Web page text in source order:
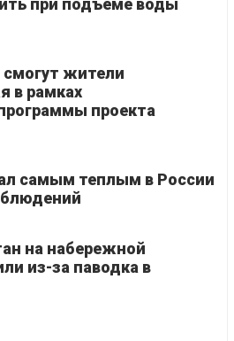
при подъеме воды
смогут жители
в рамках
проекта
самым теплым в России
на набережной
из-за паводка в